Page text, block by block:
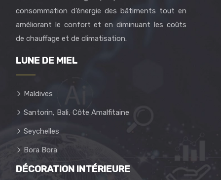
consommation d’énergie des bâtiments tout en
améliorant le confort et en diminuant les coûts
de chauffage et de climatisation.
LUNE DE MIEL
Maldives
Santorin, Bali, Côte Amalfitaine
Seychelles
Bora Bora
DÉCORATION INTÉRIEURE